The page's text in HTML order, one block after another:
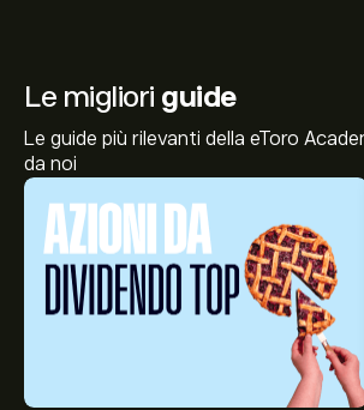
Le migliori guide
Le guide più rilevanti della eToro
da noi